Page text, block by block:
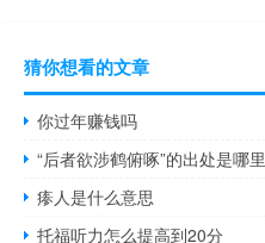
猜你想看的文章
你过年赚钱吗
“后者欲涉鹤俯啄”的出处是哪里
瘆人是什么意思
托福听力怎么提高到20分